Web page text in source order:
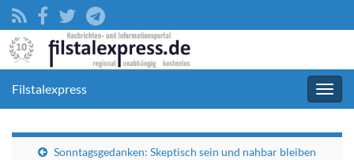
Filstalexpress
Sonntagsgedanken: Skeptisch sein und nahbar bleiben